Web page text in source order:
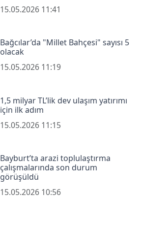
15.05.2026 11:41
Bağcılar’da "Millet Bahçesi" sayısı 5
olacak
15.05.2026 11:19
1,5 milyar TL’lik dev ulaşım yatırımı
için ilk adım
15.05.2026 11:15
Bayburt’ta arazi toplulaştırma
çalışmalarında son durum
görüşüldü
15.05.2026 10:56